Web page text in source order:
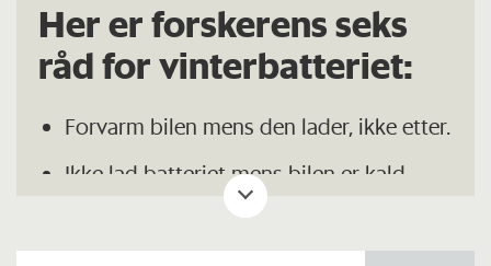
Her er forskerens seks
råd for vinterbatteriet:
Forvarm bilen mens den lader, ikke etter.
Ikke lad batteriet mens bilen er kald,
men lad like etter du har vært ute og
kjørt slik at batteriet er varmt.